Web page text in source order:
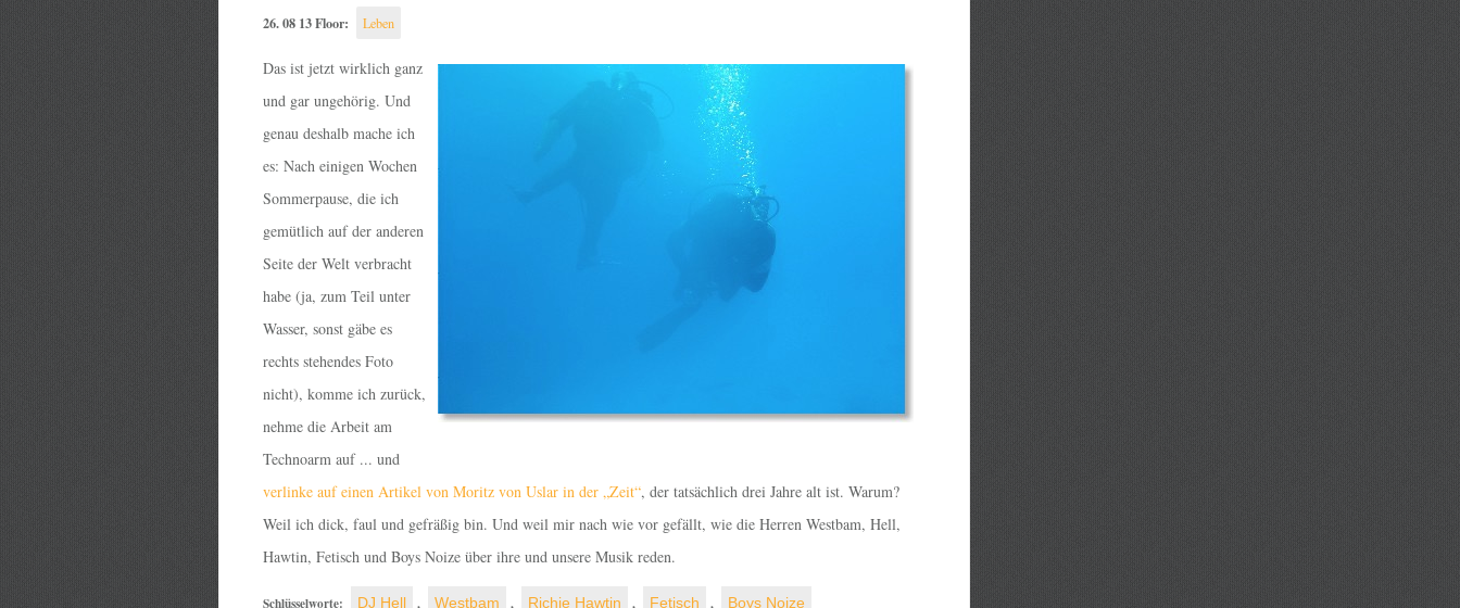
26. 08 13 Floor: Leben
Das ist jetzt wirklich ganz
und gar ungehörig. Und
genau deshalb mache ich
es: Nach einigen Wochen
Sommerpause, die ich
gemütlich auf der anderen
Seite der Welt verbracht
habe (ja, zum Teil unter
Wasser, sonst gäbe es
rechts stehendes Foto
nicht), komme ich zurück,
nehme die Arbeit am
Technoarm auf ... und
verlinke auf einen Artikel von Moritz von Uslar in der „Zeit“, der tatsächlich drei Jahre alt ist. Warum?
Weil ich dick, faul und gefräßig bin. Und weil mir nach wie vor gefällt, wie die Herren Westbam, Hell,
Hawtin, Fetisch und Boys Noize über ihre und unsere Musik reden.
Schlüsselworte: DJ Hell , Westbam , Richie Hawtin , Fetisch , Boys Noize